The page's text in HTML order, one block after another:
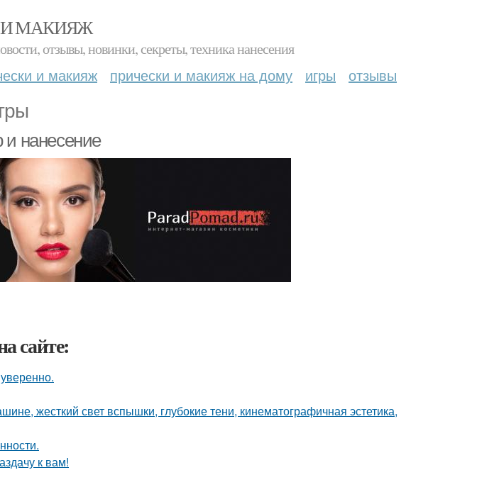
МАКИЯЖ
отзывы, новинки, секреты, техника нанесения
и макияж прически и макияж на дому игры отзывы
нанесение
сайте:
жесткий свет вспышки, глубокие тени, кинематографичная эстетика,
к вам!